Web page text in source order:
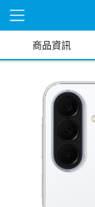
商品資訊